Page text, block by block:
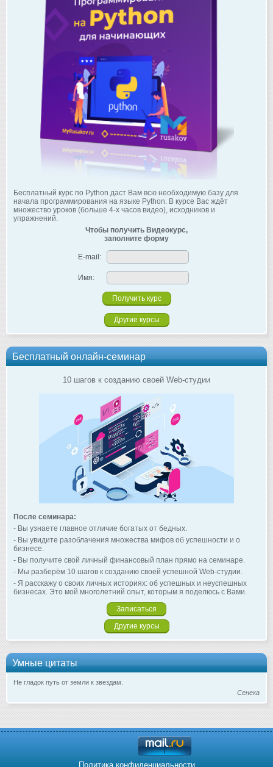
Бесплатный курс по Python даст Вам всю необходимую базу для
начала программирования на языке Python. В курсе Вас ждёт
множество уроков (больше 4-х часов видео), исходников и
упражнений.
Чтобы получить Видеокурс,
заполните форму
E-mail:
Имя:
Другие курсы
Бесплатный онлайн-семинар
10 шагов к созданию своей Web-студии
После семинара:
- Вы узнаете главное отличие богатых от бедных.
- Вы увидите разоблачения множества мифов об успешности и о
бизнесе.
- Вы получите свой личный финансовый план прямо на семинаре.
- Мы разберём 10 шагов к созданию своей успешной Web-студии.
- Я расскажу о своих личных историях: об успешных и неуспешных
бизнесах. Это мой многолетний опыт, которым я поделюсь с Вами.
Записаться
Другие курсы
Умные цитаты
Не гладок путь от земли к звездам.
Сенека
Политика конфиденциальности